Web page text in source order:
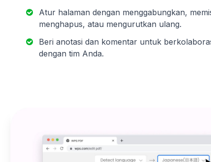
Atur halaman dengan menggabungkan,
menghapus, atau mengurutkan ulang.
Beri anotasi dan komentar untuk
dengan tim Anda.